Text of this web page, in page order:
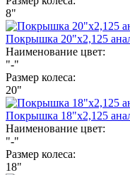
8"
Покрышка 20"х2,125
Наименование цвет:
"-"
Размер колеса:
20"
Покрышка 18"х2,125
Наименование цвет:
"-"
Размер колеса:
18"